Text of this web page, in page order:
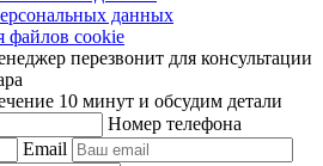
данных
файлов cookie
перезвонит для консультации
10 минут и обсудим детали
Номер телефона
Email